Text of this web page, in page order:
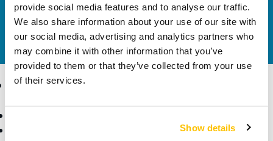
provide social media features and to analyse our traffic.
We also share information about your use of our site with
our social media, advertising and analytics partners who
may combine it with other information that you’ve
provided to them or that they’ve collected from your use
of their services.
Show details
Kontakta oss
Vill du veta mer?Kontakta ossså besvarar vår
kundservice gärna dina frågor.
Produkter
Applikationer